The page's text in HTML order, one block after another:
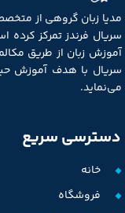
مدیا زبان گروهی از
سریال فرندز تمرکز کرده
آموزش زبان از طریق
سریال با هدف آموزش
می‌نماید.
خانه
فروشگاه
دسترسی سریع